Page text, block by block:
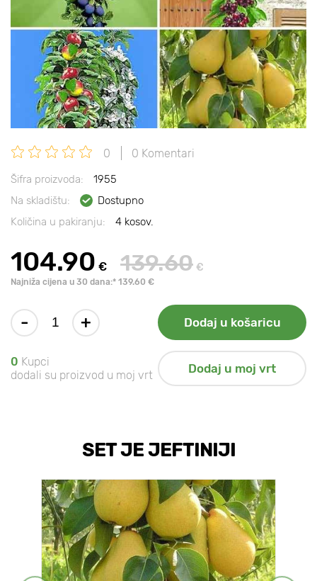
0 0 Komentari
Šifra proizvoda:
1955
Na skladištu:
Dostupno
Količina u pakiranju:
4 kosov.
104.90 € 139.60 €
Najniža cijena u 30 dana:* 139.60 €
- + Dodaj u košaricu
0 Kupci
dodali su proizvod u moj vrt
Dodaj u moj vrt
SET JE JEFTINIJI